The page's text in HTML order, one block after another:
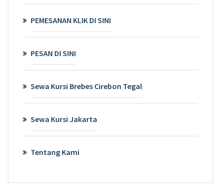
PEMESANAN KLIK DI SINI
PESAN DI SINI
Sewa Kursi Brebes Cirebon Tegal
Sewa Kursi Jakarta
Tentang Kami